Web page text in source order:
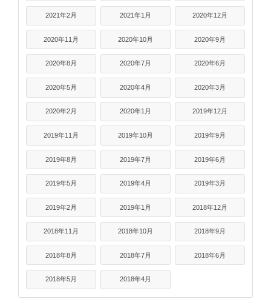
2021年2月 2021年1月 2020年12月
2020年11月 2020年10月 2020年9月
2020年8月 2020年7月 2020年6月
2020年5月 2020年4月 2020年3月
2020年2月 2020年1月 2019年12月
2019年11月 2019年10月 2019年9月
2019年8月 2019年7月 2019年6月
2019年5月 2019年4月 2019年3月
2019年2月 2019年1月 2018年12月
2018年11月 2018年10月 2018年9月
2018年8月 2018年7月 2018年6月
2018年5月 2018年4月